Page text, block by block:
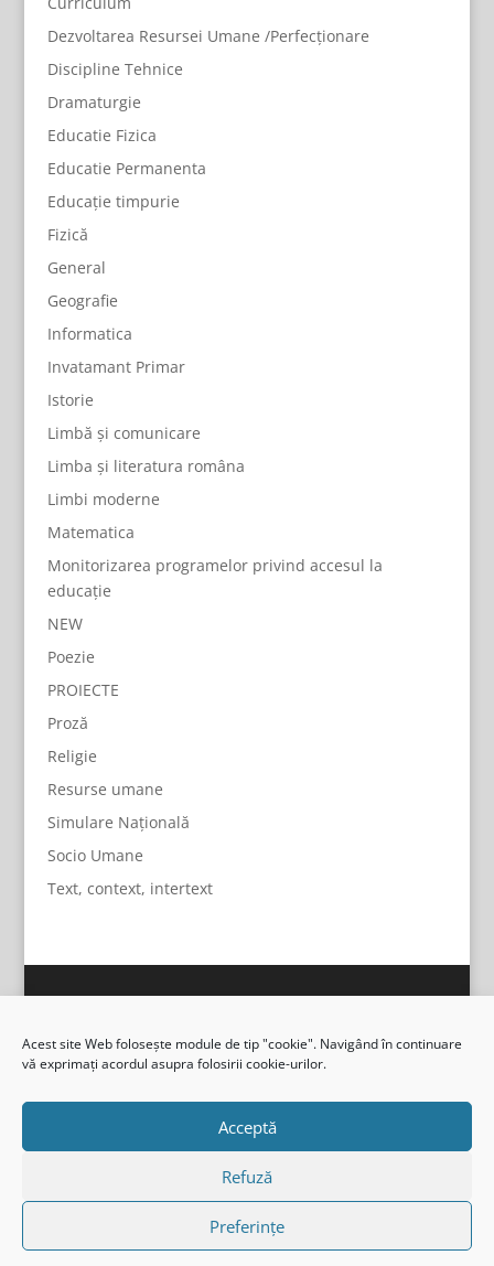
Acest site Web folosește module de tip "cookie". Navigând în continuare
vă exprimați acordul asupra folosirii cookie-urilor.
Acceptă
Refuză
Preferințe
Dezvoltarea Resursei Umane /Perfecționare
Discipline Tehnice
Dramaturgie
Educatie Fizica
Educatie Permanenta
Educație timpurie
Fizică
General
Geografie
Informatica
Invatamant Primar
Istorie
Limbă și comunicare
Limba și literatura româna
Limbi moderne
Matematica
Monitorizarea programelor privind accesul la
educație
NEW
Poezie
PROIECTE
Proză
Religie
Resurse umane
Simulare Națională
Socio Umane
Text, context, intertext